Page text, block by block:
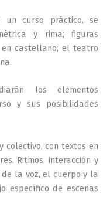
curso práctico, se
y rima; figuras
castellano; el teatro
los elementos
y sus posibilidades
colectivo, con textos en
Ritmos, interacción y
de la voz, el cuerpo y la
específico de escenas